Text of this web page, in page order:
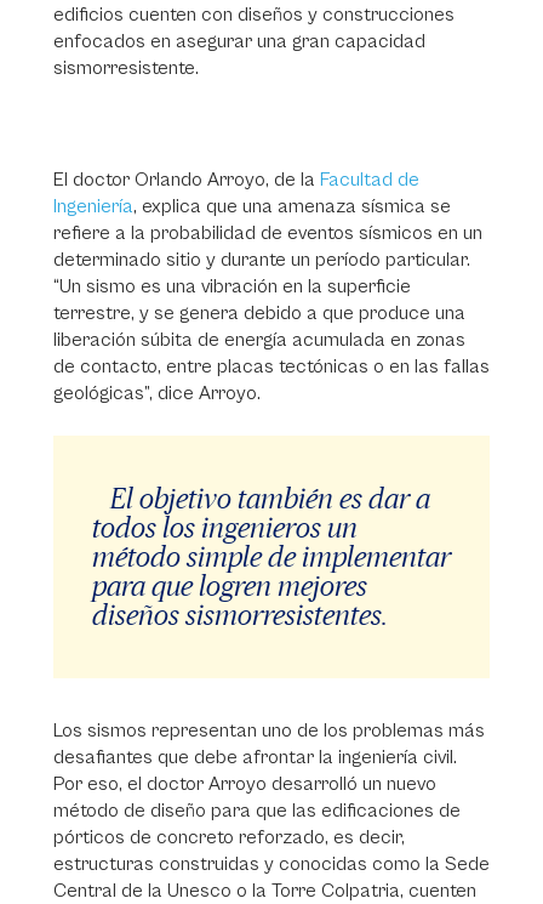
edificios cuenten con diseños y construcciones
enfocados en asegurar una gran capacidad
sismorresistente.
El doctor Orlando Arroyo, de la Facultad de
Ingeniería, explica que una amenaza sísmica se
refiere a la probabilidad de eventos sísmicos en un
determinado sitio y durante un período particular.
“Un sismo es una vibración en la superficie
terrestre, y se genera debido a que produce una
liberación súbita de energía acumulada en zonas
de contacto, entre placas tectónicas o en las fallas
geológicas”, dice Arroyo.
El objetivo también es dar a
todos los ingenieros un
método simple de implementar
para que logren mejores
diseños sismorresistentes.
Los sismos representan uno de los problemas más
desafiantes que debe afrontar la ingeniería civil.
Por eso, el doctor Arroyo desarrolló un nuevo
método de diseño para que las edificaciones de
pórticos de concreto reforzado, es decir,
estructuras construidas y conocidas como la Sede
Central de la Unesco o la Torre Colpatria, cuenten